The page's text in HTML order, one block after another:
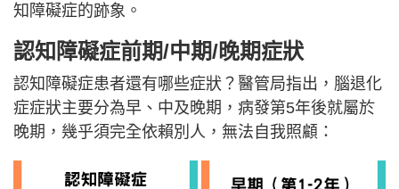
知障礙症的跡象。
認知障礙症前期/中期/晚期症狀
認知障礙症患者還有哪些症狀？醫管局指出，腦退化
症症狀主要分為早、中及晚期，病發第5年後就屬於
晚期，幾乎須完全依賴別人，無法自我照顧：